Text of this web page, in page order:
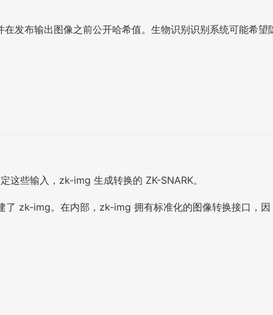
发布输出图像之前公开哈希值。生物识别识别系统可能希望
些输入，zk-img 生成转换的 ZK-SNARK。
了 zk-img。在内部，zk-img 拥有标准化的图像转换接口，因